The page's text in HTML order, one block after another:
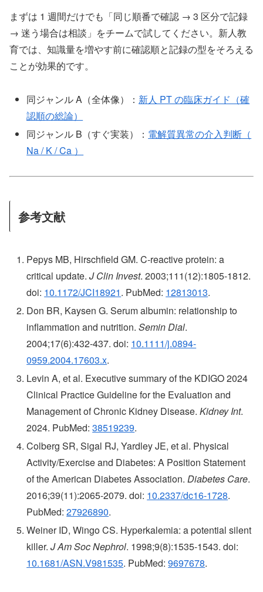
まずは 1 週間だけでも「同じ順番で確認 → 3 区分で記録
→ 迷う場合は相談」をチームで試してください。新人教
育では、知識量を増やす前に確認順と記録の型をそろえる
ことが効果的です。
同ジャンル A（全体像）： 新人 PT の臨床ガイド（確
認順の総論）
同ジャンル B（すぐ実装）： 電解質異常の介入判断（
Na / K / Ca ）
参考文献
Pepys MB, Hirschfield GM. C-reactive protein: a
critical update.J Clin Invest. 2003;111(12):1805-1812.
doi: 10.1172/JCI18921. PubMed: 12813013.
Don BR, Kaysen G. Serum albumin: relationship to
inflammation and nutrition.Semin Dial.
2004;17(6):432-437. doi: 10.1111/j.0894-
0959.2004.17603.x.
Levin A, et al. Executive summary of the KDIGO 2024
Clinical Practice Guideline for the Evaluation and
Management of Chronic Kidney Disease.Kidney Int.
2024. PubMed:38519239.
Colberg SR, Sigal RJ, Yardley JE, et al. Physical
Activity/Exercise and Diabetes: A Position Statement
of the American Diabetes Association.Diabetes Care.
2016;39(11):2065-2079. doi: 10.2337/dc16-1728.
PubMed:27926890.
Weiner ID, Wingo CS. Hyperkalemia: a potential silent
killer.J Am Soc Nephrol. 1998;9(8):1535-1543. doi:
10.1681/ASN.V981535. PubMed:9697678.